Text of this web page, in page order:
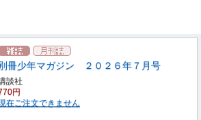
冊少年マガジン ２０２６年７月号
談社
円
在ご注文できません